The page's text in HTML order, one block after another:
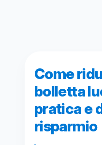
Come
bolletta
pratica e
risparmio